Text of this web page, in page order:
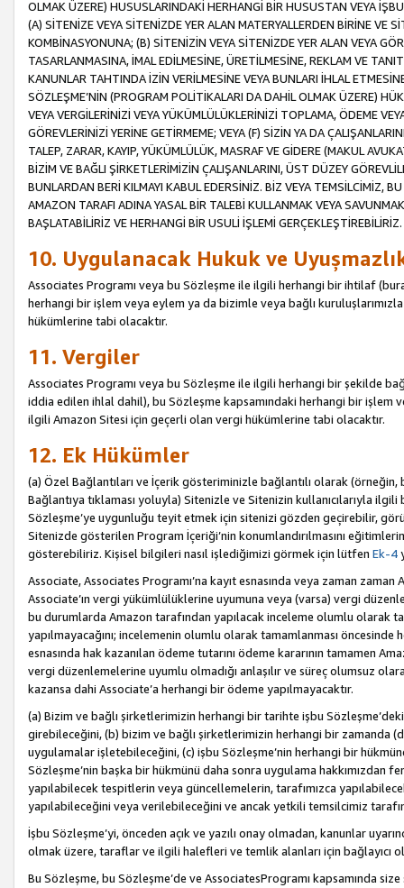
OLMAK ÜZERE) HUSUSLARINDAKİ HERHANGİ BİR HUSUSTAN VEYA
(A) SİTENİZE VEYA SİTENİZDE YER ALAN MATERYALLERDEN BİRİNE VE
KOMBİNASYONUNA; (B) SİTENİZİN VEYA SİTENİZDE YER ALAN VEYA
TASARLANMASINA, İMAL EDİLMESİNE, ÜRETİLMESİNE, REKLAM VE
KANUNLAR TAHTINDA İZİN VERİLMESİNE VEYA BUNLARI İHLAL
SÖZLEŞME’NİN (PROGRAM POLİTİKALARI DA DAHİL OLMAK ÜZERE)
VEYA VERGİLERİNİZİ VEYA YÜKÜMLÜLÜKLERİNİZİ TOPLAMA, ÖDEME
GÖREVLERİNİZİ YERİNE GETİRMEME; VEYA (F) SİZİN YA DA
TALEP, ZARAR, KAYIP, YÜKÜMLÜLÜK, MASRAF VE GİDERE (MAKUL
BİZİM VE BAĞLI ŞİRKETLERİMİZİN ÇALIŞANLARINI, ÜST DÜZEY
BUNLARDAN BERİ KILMAYI KABUL EDERSİNİZ. BİZ VEYA TEMSİLCİMİZ,
AMAZON TARAFI ADINA YASAL BİR TALEBİ KULLANMAK VEYA
BAŞLATABİLİRİZ VE HERHANGİ BİR USULİ İŞLEMİ GERÇEKLEŞTİREBİLİRİZ.
10. Uygulanacak Hukuk ve
Associates Programı veya bu Sözleşme ile ilgili herhangi bir ihtilaf
herhangi bir işlem veya eylem ya da bizimle veya bağlı
hükümlerine tabi olacaktır.
11. Vergiler
Associates Programı veya bu Sözleşme ile ilgili herhangi bir şekilde
iddia edilen ihlal dahil), bu Sözleşme kapsamındaki herhangi bir işlem
ilgili Amazon Sitesi için geçerli olan vergi hükümlerine tabi olacaktır.
12. Ek Hükümler
(a) Özel Bağlantıları ve İçerik gösteriminizle bağlantılı olarak
Bağlantıya tıklaması yoluyla) Sitenizle ve Sitenizin kullanıcılarıyla
Sözleşme’ye uygunluğu teyit etmek için sitenizi gözden geçirebilir,
Sitenizde gösterilen Program İçeriği’nin konumlandırılmasını
gösterebiliriz. Kişisel bilgileri nasıl işlediğimizi görmek için lütfen Ek-4
Associate, Associates Programı’na kayıt esnasında veya zaman
Associate’ın vergi yükümlülüklerine uyumuna veya (varsa) vergi
bu durumlarda Amazon tarafından yapılacak inceleme olumlu olarak
yapılmayacağını; incelemenin olumlu olarak tamamlanması
esnasında hak kazanılan ödeme tutarını ödeme kararının tamamen
vergi düzenlemelerine uyumlu olmadığı anlaşılır ve süreç olumsuz
kazansa dahi Associate’a herhangi bir ödeme yapılmayacaktır.
(a) Bizim ve bağlı şirketlerimizin herhangi bir tarihte işbu
girebileceğini, (b) bizim ve bağlı şirketlerimizin herhangi bir zamanda
uygulamalar işletebileceğini, (c) işbu Sözleşme’nin herhangi bir
Sözleşme’nin başka bir hükmünü daha sonra uygulama hakkımızdan
yapılabilecek tespitlerin veya güncellemelerin, tarafımızca
yapılabileceğini veya verilebileceğini ve ancak yetkili temsilcimiz
İşbu Sözleşme’yi, önceden açık ve yazılı onay olmadan, kanunlar
olmak üzere, taraflar ve ilgili halefleri ve temlik alanları için bağlayıcı
Bu Sözleşme, bu Sözleşme’de ve AssociatesProgramı kapsamında